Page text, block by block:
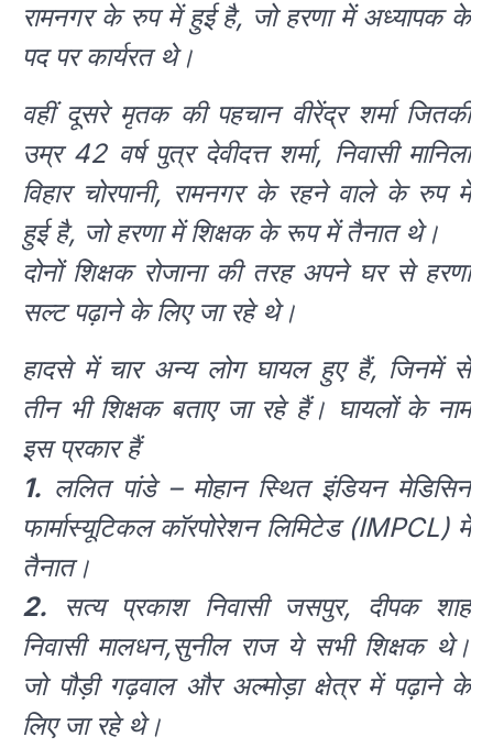
रामनगर के रुप में हुई है, जो हरणा में अध्यापक के
पद पर कार्यरत थे।
वहीं दूसरे मृतक की पहचान वीरेंद्र शर्मा जितकी
उम्र 42 वर्ष पुत्र देवीदत्त शर्मा, निवासी मानिला
विहार चोरपानी, रामनगर के रहने वाले के रुप में
हुई है, जो हरणा में शिक्षक के रूप में तैनात थे।
दोनों शिक्षक रोजाना की तरह अपने घर से हरणा
सल्ट पढ़ाने के लिए जा रहे थे।
हादसे में चार अन्य लोग घायल हुए हैं, जिनमें से
तीन भी शिक्षक बताए जा रहे हैं। घायलों के नाम
इस प्रकार हैं
1. ललित पांडे – मोहान स्थित इंडियन मेडिसिन
फार्मास्यूटिकल कॉरपोरेशन लिमिटेड (IMPCL) में
तैनात।
2. सत्य प्रकाश निवासी जसपुर, दीपक शाह
निवासी मालधन,सुनील राज ये सभी शिक्षक थे।
जो पौड़ी गढ़वाल और अल्मोड़ा क्षेत्र में पढ़ाने के
लिए जा रहे थे।